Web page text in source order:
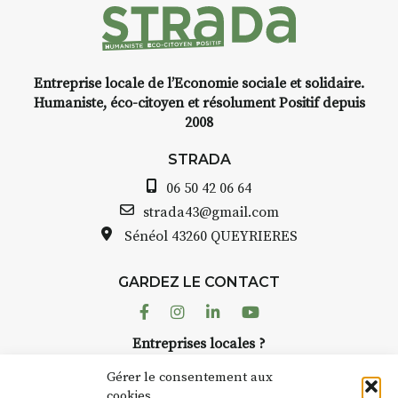
Gérer le consentement aux
d’Auzon, cette expo-
installation temporaire vous
livre une raison de plus d’aller
faire un tour dans la cité
médiévale du Brivadois cet été.
INTERVIEW
STRADA Bernard Turle, vous
Auzon…
Bernard TURLE Le Fumoir n’est
pas une galerie permanente.
Chaque année, le 1er dimanche
d’août, l’association
Entreprise locale de l’Economie sociale et solidaire.
Humaniste, éco-citoyen et résolument Positif depuis
2008
STRADA
06 50 42 06 64
strada43@gmail.com
Sénéol 43260 QUEYRIERES
GARDEZ LE CONTACT
FacebookInstagram
LinkedinYoutube
Entreprises locales ?